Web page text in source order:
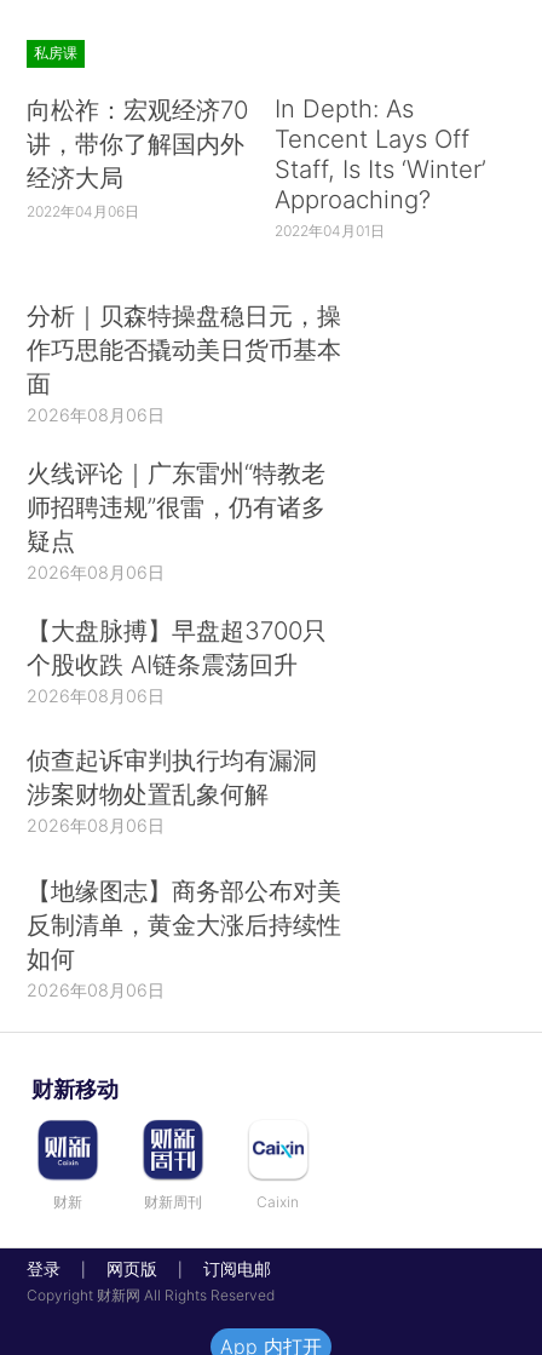
私房课
向松祚：宏观经济70
讲，带你了解国内外
经济大局
2022年04月06日
In Depth: As
Tencent Lays Off
Staff, Is Its ‘Winter’
Approaching?
2022年04月01日
分析｜贝森特操盘稳日元，操
作巧思能否撬动美日货币基本
面
2026年08月06日
火线评论｜广东雷州“特教老
师招聘违规”很雷，仍有诸多
疑点
2026年08月06日
【大盘脉搏】早盘超3700只
个股收跌 AI链条震荡回升
2026年08月06日
侦查起诉审判执行均有漏洞
涉案财物处置乱象何解
2026年08月06日
【地缘图志】商务部公布对美
反制清单，黄金大涨后持续性
如何
2026年08月06日
财新移动
财新 财新周刊 Caixin
登录 网页版 订阅电邮
Copyright 财新网 All Rights Reserved
App 内打开